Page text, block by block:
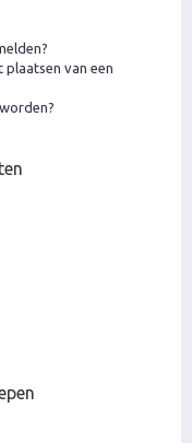
van een